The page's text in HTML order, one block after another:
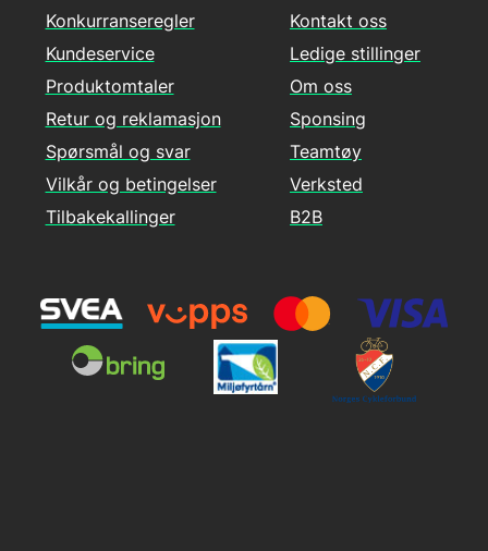
Konkurranseregler
Kundeservice
Produktomtaler
Retur og reklamasjon
Spørsmål og svar
Vilkår og betingelser
Tilbakekallinger
Kontakt oss
Ledige stillinger
Om oss
Sponsing
Teamtøy
Verksted
B2B